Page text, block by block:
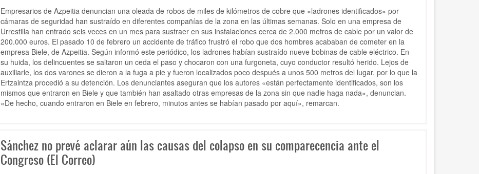
Empresarios de Azpeitia denuncian una oleada de robos de miles de kilómetros de cobre que «ladrones identificados» por
cámaras de seguridad han sustraído en diferentes compañías de la zona en las últimas semanas. Solo en una empresa de
Urrestilla han entrado seis veces en un mes para sustraer en sus instalaciones cerca de 2.000 metros de cable por un valor de
200.000 euros. El pasado 10 de febrero un accidente de tráfico frustró el robo que dos hombres acababan de cometer en la
empresa Biele, de Azpeitia. Según informó este periódico, los ladrones habían sustraído nueve bobinas de cable eléctrico. En
su huida, los delincuentes se saltaron un ceda el paso y chocaron con una furgoneta, cuyo conductor resultó herido. Lejos de
auxiliarle, los dos varones se dieron a la fuga a pie y fueron localizados poco después a unos 500 metros del lugar, por lo que la
Ertzaintza procedió a su detención. Los denunciantes aseguran que los autores «están perfectamente identificados, son los
mismos que entraron en Biele y que también han asaltado otras empresas de la zona sin que nadie haga nada», denuncian.
«De hecho, cuando entraron en Biele en febrero, minutos antes se habían pasado por aquí», remarcan.
Sánchez no prevé aclarar aún las causas del colapso en su comparecencia ante el
Congreso (El Correo)